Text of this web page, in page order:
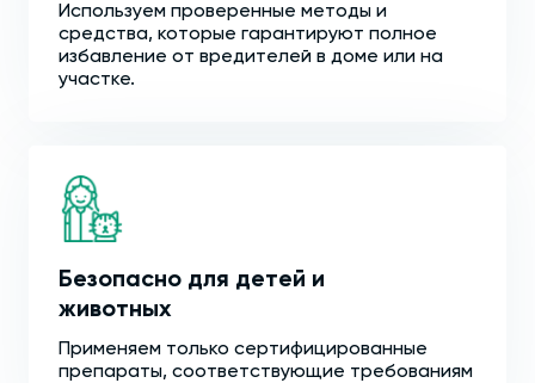
Используем проверенные методы и
средства, которые гарантируют полное
избавление от вредителей в доме или на
участке.
Безопасно для детей и
животных
Применяем только сертифицированные
препараты, соответствующие требованиям